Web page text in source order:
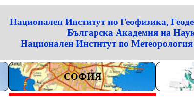
Национален Институт по Геофизика,
Българска Академия на
Национален Институт по
СОФИЯ